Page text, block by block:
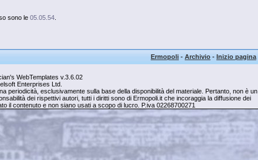
sono le 05.05.54.
Ermopoli - Archivio - Inizio pagina
WebTemplates v.3.6.02
Enterprises Ltd.
esclusivamente sulla base della disponibilità del materiale. Pertanto, non è un
dei rispettivi autori, tutti i diritti sono di Ermopoli.it che incoraggia la diffusione dei
il contenuto e non siano usati a scopo di lucro. P.iva 02268700271